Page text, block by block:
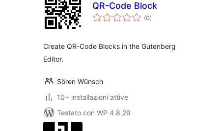
QR-Code Block
(0valutazioni
totali
)
Create QR-Code Blocks in the Gutenberg
Editor.
Sören Wünsch
10+ installazioni attive
Testato con WP 4.8.29